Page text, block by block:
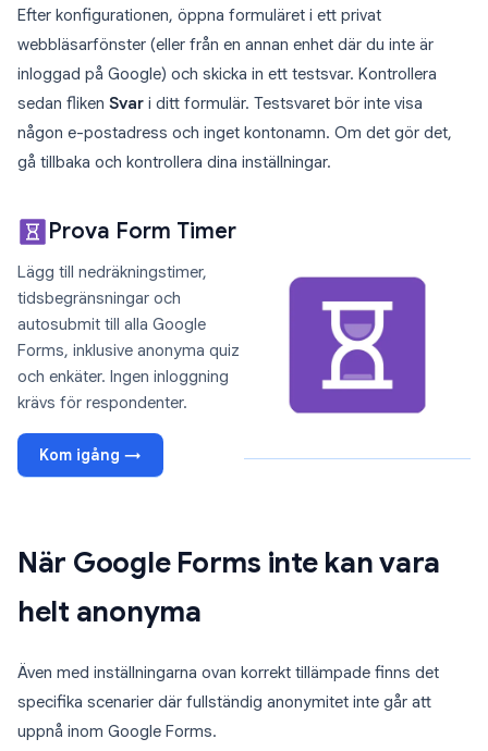
Efter konfigurationen, öppna formuläret i ett privat
webbläsarfönster (eller från en annan enhet där du inte är
inloggad på Google) och skicka in ett testsvar. Kontrollera
sedan fliken Svar i ditt formulär. Testsvaret bör inte visa
någon e-postadress och inget kontonamn. Om det gör det,
gå tillbaka och kontrollera dina inställningar.
Prova Form Timer
Lägg till nedräkningstimer,
tidsbegränsningar och
autosubmit till alla Google
Forms, inklusive anonyma quiz
och enkäter. Ingen inloggning
krävs för respondenter.
Kom igång →
När Google Forms inte kan vara
helt anonyma
Även med inställningarna ovan korrekt tillämpade finns det
specifika scenarier där fullständig anonymitet inte går att
uppnå inom Google Forms.